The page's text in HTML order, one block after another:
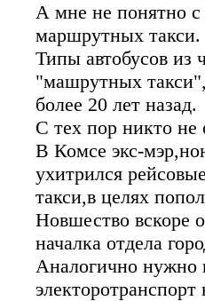
А мне не понятно с
маршрутных такси.
Типы автобусов из
"машрутных
более 20 лет назад.
С тех пор никто не
В Комсе экс-
ухитрился
такси,в целях
Новшество вскоре
началка отдела
Аналогично нужно